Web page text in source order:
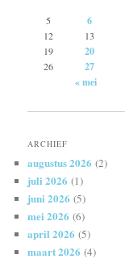
5
6
12 13
19
20
26
27
« mei
ARCHIEF
augustus 2026 (2)
juli 2026 (1)
juni 2026 (5)
mei 2026 (6)
april 2026 (5)
maart 2026 (4)